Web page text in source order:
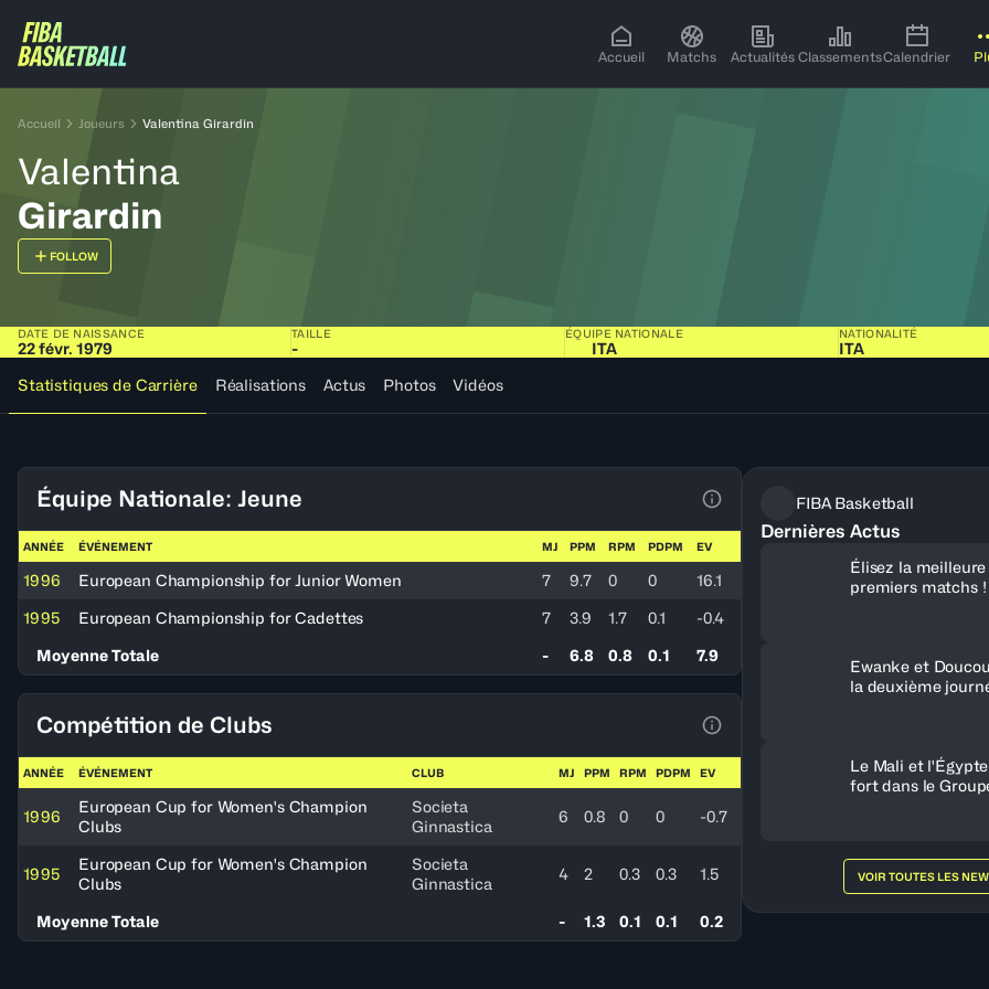
Accueil Matchs Actualités ClassementsCalendrier
Accueil Joueurs Valentina Girardin
Valentina
Girardin
FOLLOW
DATE DE NAISSANCE
22 févr. 1979
TAILLE
-
ÉQUIPE NATIONALE
ITA
NATIONALITÉ
ITA
Statistiques de Carrière
Réalisations Actus Photos Vidéos
Équipe Nationale: Jeune
Voir la Légende du Tableau
ANNÉE ÉVÉNEMENT MJ PPM RPM PDPM EV
1996 European Championship for Junior Women 7 9.7 0 0
16.1
1995
European Championship for Cadettes 7 3.9 1.7 0.1
-0.4
Moyenne Totale
- 6.8 0.8 0.1 7.9
Compétition de Clubs
ANNÉE ÉVÉNEMENT CLUB MJ PPM RPM PDPM EV
1996
European Cup for Women's Champion
Clubs
Societa
Ginnastica
6 0.8 0 0 -0.7
1995
European Cup for Women's Champion
Clubs
Societa
Ginnastica
4 2 0.3 0.3 1.5
Moyenne Totale - 1.3 0.1 0.1 0.2
FIBA Basketball
Dernières Actus
Élisez la
premiers matchs !
Ewanke et
la deuxième
Le Mali et
fort dans le
VOIR TOUTES LES